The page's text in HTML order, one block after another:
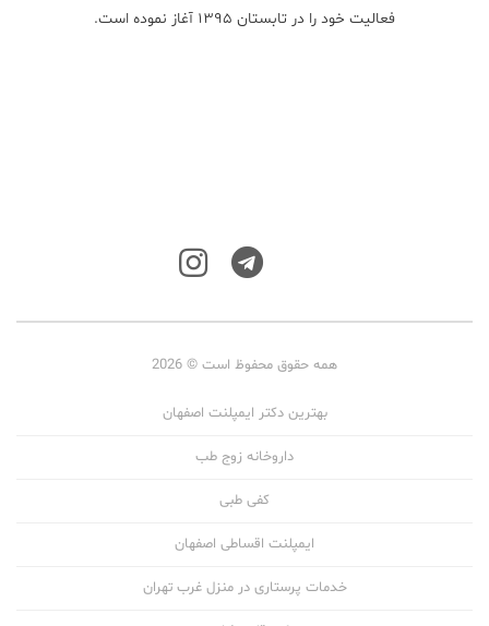
فعالیت خود را در تابستان ۱۳۹۵ آغاز نموده است.
همه حقوق محفوظ است © 2026
بهترین دکتر ایمپلنت اصفهان
داروخانه زوج طب
کفی طبی
ایمپلنت اقساطی اصفهان
خدمات پرستاری در منزل غرب تهران